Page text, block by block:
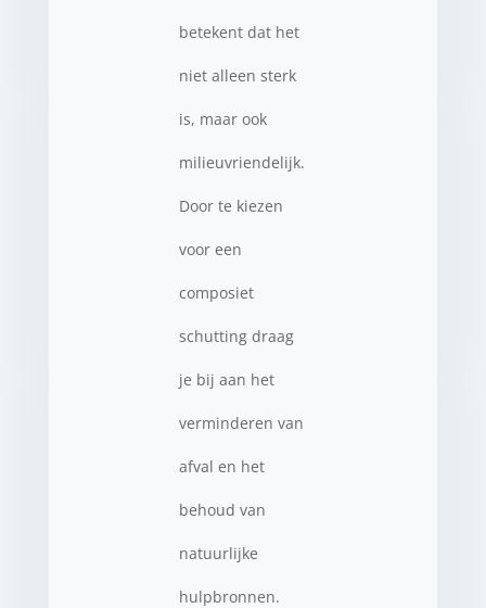
betekent dat het
niet alleen sterk
is, maar ook
milieuvriendelijk.
Door te kiezen
voor een
composiet
schutting draag
je bij aan het
verminderen van
afval en het
behoud van
natuurlijke
hulpbronnen.